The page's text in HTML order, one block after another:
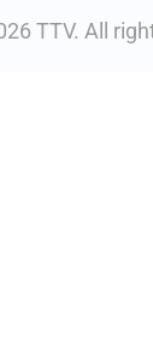
TTV. All